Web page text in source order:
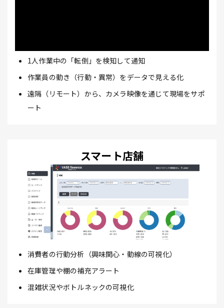
1人作業中の「転倒」を検知して通知
作業員の動き（行動・異常）をデータで見える化
遠隔（リモート）から、カメラ映像を通じて現場をサポ
ート
スマート店舗
消費者の行動分析（興味関心・動線の可視化）
在庫管理や棚の補充アラート
混雑状況やボトルネックの可視化